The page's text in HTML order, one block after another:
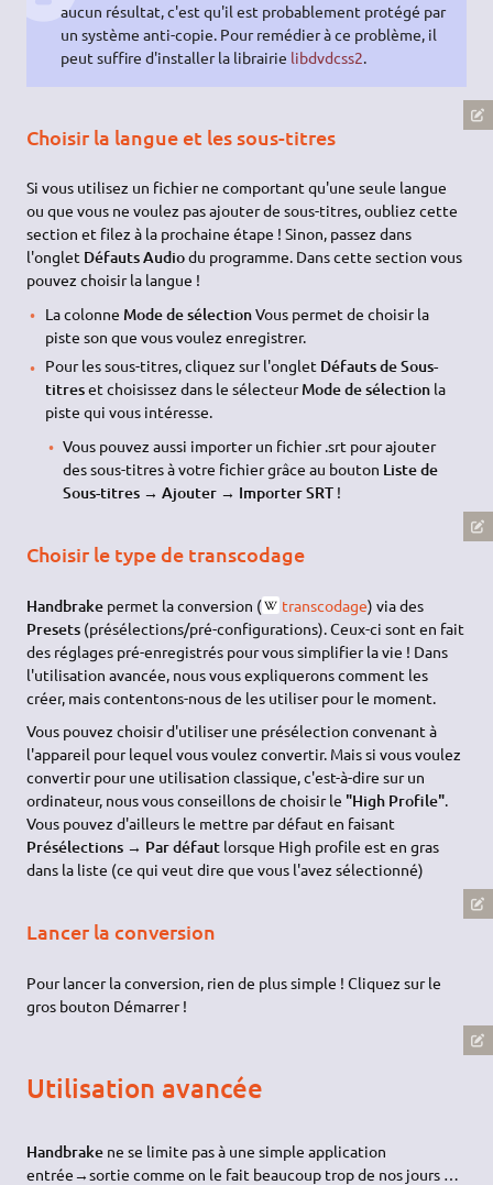
aucun résultat, c'est qu'il est probablement protégé par
un système anti-copie. Pour remédier à ce problème, il
peut suffire d'installer la librairie libdvdcss2.
Choisir la langue et les sous-titres
Si vous utilisez un fichier ne comportant qu'une seule langue
ou que vous ne voulez pas ajouter de sous-titres, oubliez cette
section et filez à la prochaine étape ! Sinon, passez dans
l'onglet Défauts Audiodu programme. Dans cette section vous
pouvez choisir la langue !
La colonne Mode de sélectionVous permet de choisir la
piste son que vous voulez enregistrer.
Pour les sous-titres, cliquez sur l'onglet Défauts de Sous-
titreset choisissez dans le sélecteurMode de sélectionla
piste qui vous intéresse.
Vous pouvez aussi importer un fichier .srt pour ajouter
des sous-titres à votre fichier grâce au bouton Liste de
Sous-titres → Ajouter → Importer SRT !
Choisir le type de transcodage
Handbrake permet la conversion ( transcodage) via des
Presets (présélections/pré-configurations). Ceux-ci sont en fait
des réglages pré-enregistrés pour vous simplifier la vie ! Dans
l'utilisation avancée, nous vous expliquerons comment les
créer, mais contentons-nous de les utiliser pour le moment.
Vous pouvez choisir d'utiliser une présélection convenant à
l'appareil pour lequel vous voulez convertir. Mais si vous voulez
convertir pour une utilisation classique, c'est-à-dire sur un
ordinateur, nous vous conseillons de choisir le "High Profile".
Vous pouvez d'ailleurs le mettre par défaut en faisant
Présélections → Par défaut lorsque High profile est en gras
dans la liste (ce qui veut dire que vous l'avez sélectionné)
Lancer la conversion
Pour lancer la conversion, rien de plus simple ! Cliquez sur le
gros bouton Démarrer !
Utilisation avancée
Handbrake ne se limite pas à une simple application
entrée→sortie comme on le fait beaucoup trop de nos jours …